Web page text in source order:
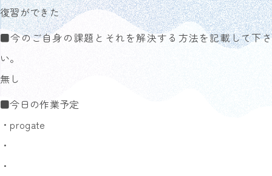
復習ができた
■今のご自身の課題とそれを解決する方法を記載して下さ
い。
無し
■今日の作業予定
・progate
・
・